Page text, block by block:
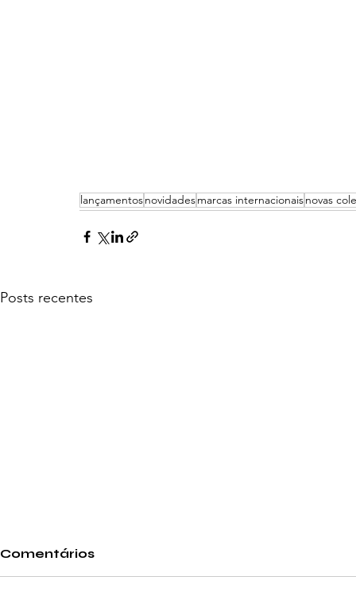
lançamentosnovidadesmarcas internacionaisnovas
Posts recentes
Comentários